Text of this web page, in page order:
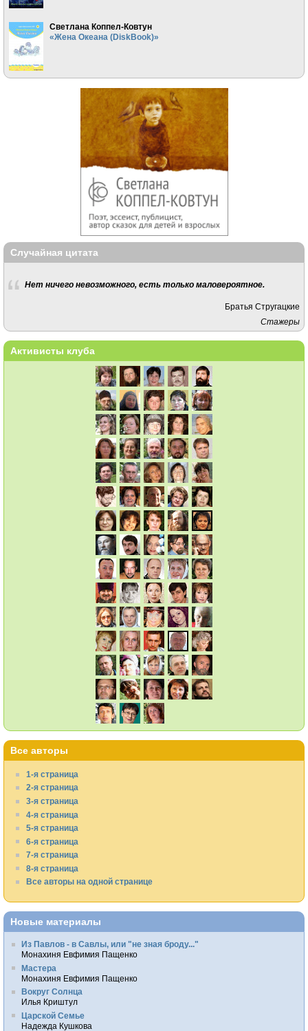
Светлана Коппел-Ковтун
«Жена Океана (DiskBook)»
Случайная цитата
Нет ничего невозможного, есть только маловероятное.
Братья Стругацкие
Стажеры
Активисты клуба
Все авторы
1-я страница
2-я страница
3-я страница
4-я страница
5-я страница
6-я страница
7-я страница
8-я страница
Все авторы на одной странице
Новые материалы
Из Павлов - в Савлы, или "не зная броду..."
Монахиня Евфимия Пащенко
Мастера
Монахиня Евфимия Пащенко
Вокруг Солнца
Илья Криштул
Царской Семье
Надежда Кушкова